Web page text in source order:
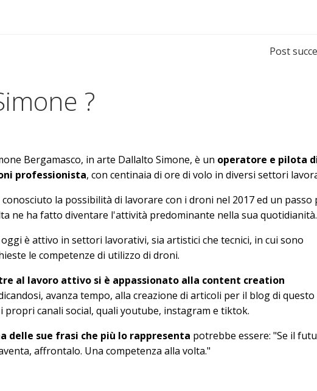
articoli
Post
?
Bergamasco, in arte Dallalto Simone, è un operatore e pilota
professionista, con centinaia di ore di volo in diversi settori
conosciuto la possibilità di lavorare con i droni nel 2017 ed un passo
ne ha fatto diventare l'attività predominante nella sua quotidianità.
oggi è attivo in settori lavorativi, sia artistici che tecnici, in cui sono
le competenze di utilizzo di droni.
al lavoro attivo si è appassionato alla content creation
avanza tempo, alla creazione di articoli per il blog di
propri canali social, quali youtube, instagram e tiktok.
delle sue frasi che più lo rappresenta potrebbe essere: "Se il
affrontalo. Una competenza alla volta."